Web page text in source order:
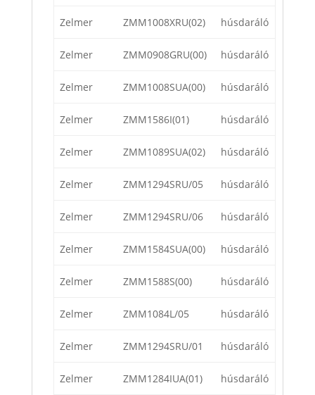
Zelmer ZMM1008XRU(02) húsdaráló
Zelmer ZMM0908GRU(00) húsdaráló
Zelmer ZMM1008SUA(00) húsdaráló
Zelmer ZMM1586I(01) húsdaráló
Zelmer ZMM1089SUA(02) húsdaráló
Zelmer ZMM1294SRU/05 húsdaráló
Zelmer ZMM1294SRU/06 húsdaráló
Zelmer ZMM1584SUA(00) húsdaráló
Zelmer ZMM1588S(00) húsdaráló
Zelmer ZMM1084L/05 húsdaráló
Zelmer ZMM1294SRU/01 húsdaráló
Zelmer ZMM1284IUA(01) húsdaráló